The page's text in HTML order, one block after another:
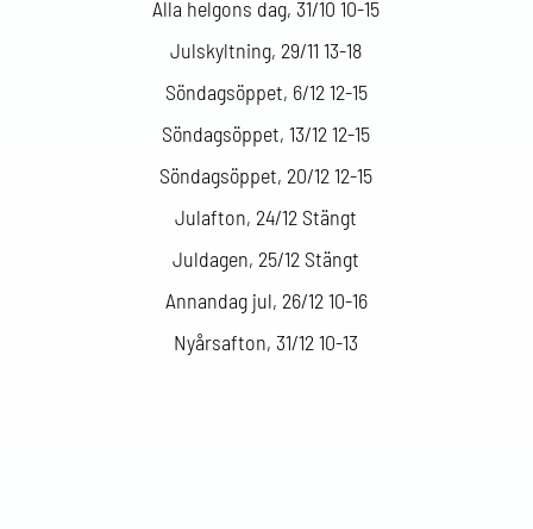
Alla helgons dag, 31/10 10-15
Julskyltning, 29/11 13-18
Söndagsöppet, 6/12 12-15
Söndagsöppet, 13/12 12-15
Söndagsöppet, 20/12 12-15
Julafton, 24/12 Stängt
Juldagen, 25/12 Stängt
Annandag jul, 26/12 10-16
Nyårsafton, 31/12 10-13